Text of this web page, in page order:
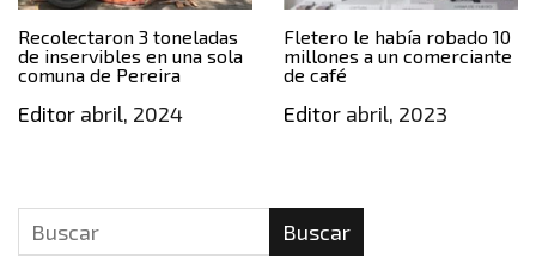
Recolectaron 3 toneladas
de inservibles en una sola
comuna de Pereira
Editor abril, 2024
Fletero le había robado 10
millones a un comerciante
de café
Editorabril, 2023
Buscar